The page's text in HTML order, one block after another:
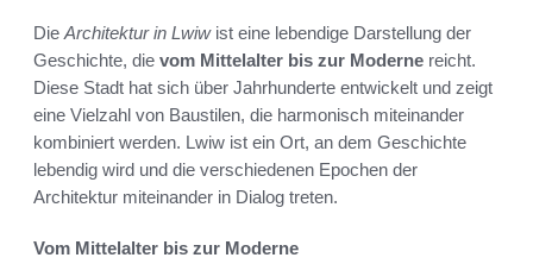
Die Architektur in Lwiwist eine lebendige Darstellung der
Geschichte, die vom Mittelalter bis zur Moderne reicht.
Diese Stadt hat sich über Jahrhunderte entwickelt und zeigt
eine Vielzahl von Baustilen, die harmonisch miteinander
kombiniert werden. Lwiw ist ein Ort, an dem Geschichte
lebendig wird und die verschiedenen Epochen der
Architektur miteinander in Dialog treten.
Vom Mittelalter bis zur Moderne